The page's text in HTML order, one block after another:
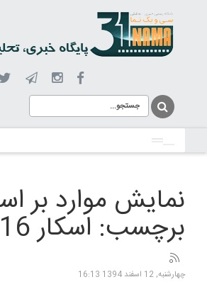
نمایش موارد بر
برچسب: اسکار 2016
چهارشنبه, 12 اسفند 1394 16:13